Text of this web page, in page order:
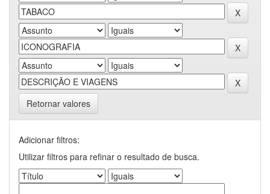
Retornar valores
Adicionar filtros:
Utilizar filtros para refinar o resultado de busca.